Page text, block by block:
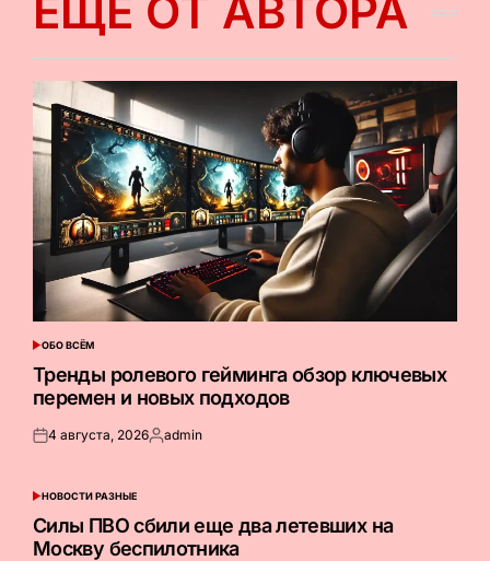
ОПУБЛИКОВАНО
В
ОБО ВСЁМ
Тренды ролевого гейминга обзор ключевых
перемен и новых подходов
Опубликовано
4 августа, 2026Запись
admin
ОПУБЛИКОВАНО
НОВОСТИ РАЗНЫЕ
Силы ПВО сбили еще два летевших на
Москву беспилотника